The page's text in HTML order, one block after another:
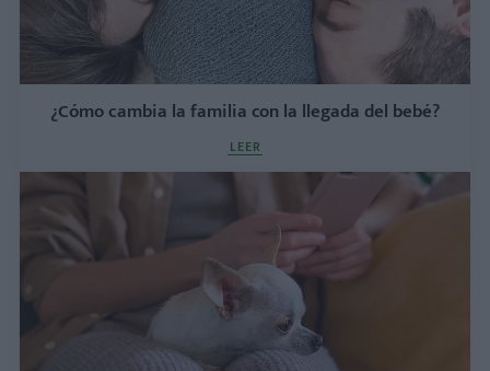
¿Cómo cambia la familia con la llegada del bebé?
LEER